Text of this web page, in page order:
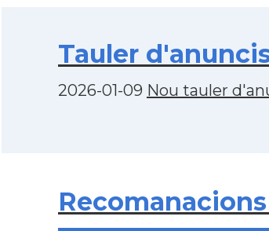
Tauler
2026-01-09 Nou tauler